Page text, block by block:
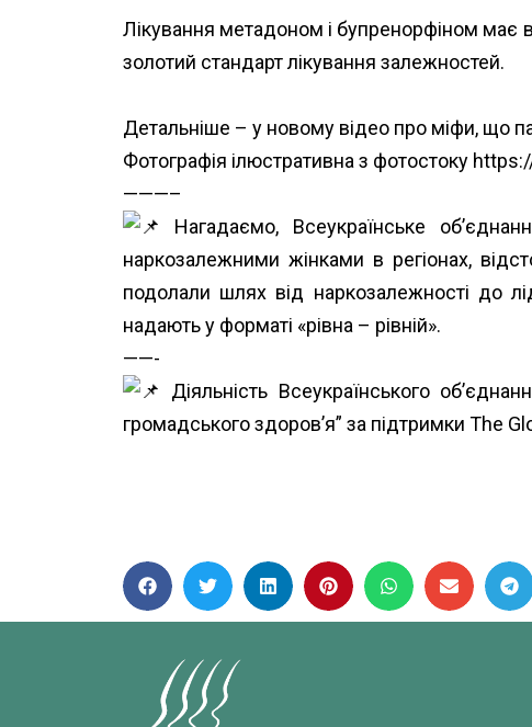
Лікування метадоном і бупренорфіном має
золотий стандарт лікування залежностей.
Детальніше – у новому відео про міфи,
Фотографія ілюстративна з фотостоку
———–
Нагадаємо, Всеукраїнське
наркозалежними жінками в регіонах,
подолали шлях від наркозалежності до
надають у форматі «рівна – рівній».
——-
Діяльність Всеукраїнського
громадського здоров’я” за підтримки The